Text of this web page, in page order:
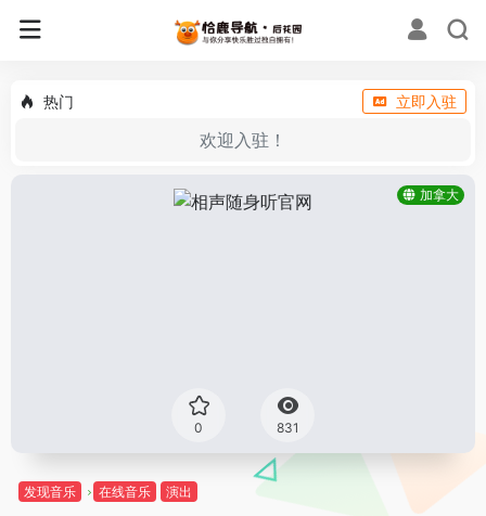
热门 立即入驻
欢迎入驻！
加拿大
0 831
发现音乐 在线音乐 演出